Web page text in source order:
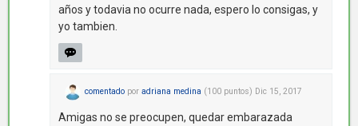
años y todavia no ocurre nada, espero lo consigas, y
yo tambien.
comentado por adriana medina (100 puntos) Dic 15, 2017
Amigas no se preocupen, quedar embarazada